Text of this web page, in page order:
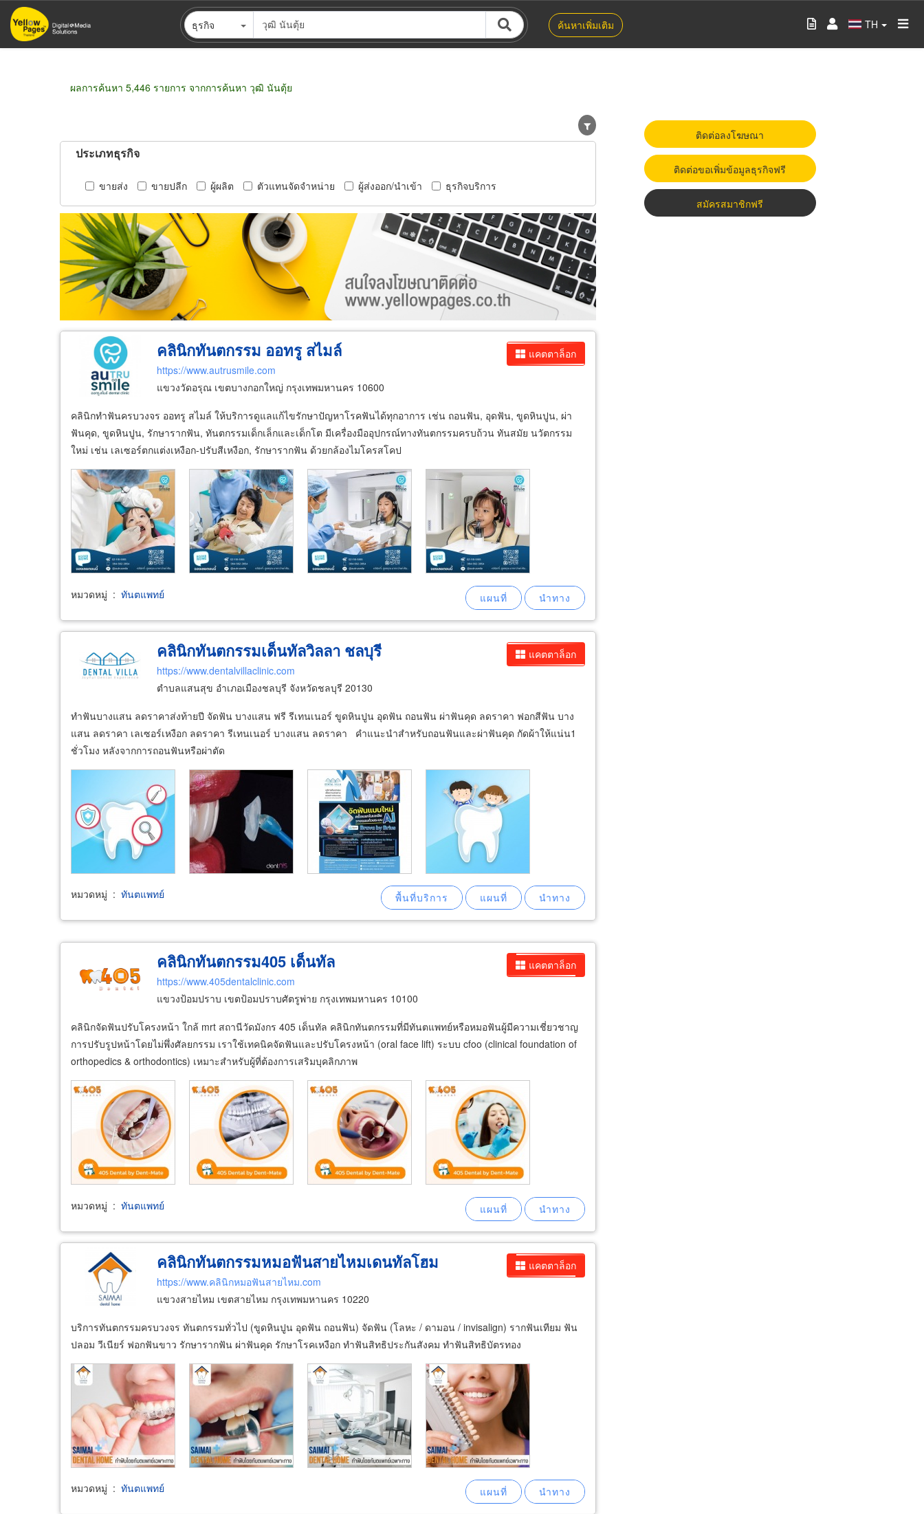
ข้าม
ไป
ธุรกิจ ค้นหาเพิ่มเติม TH
ผลการค้นหา 5,446 รายการ จากการค้นหา วุฒิ นันตุ้ย
ประเภทธุรกิจ
ขายส่ง ขายปลีก ผู้ผลิต ตัวแทนจัดจำหน่าย ผู้ส่งออก/นำเข้า ธุรกิจบริการ
แคตตาล็อก
คลินิกทันตกรรม ออทรู สไมล์
https://www.autrusmile.com
แขวงวัดอรุณ เขตบางกอกใหญ่ กรุงเทพมหานคร 10600
คลินิกทำฟันครบวงจร ออทรู สไมล์ ให้บริการดูแลแก้ไขรักษาปัญหาโรคฟันได้ทุกอาการ เช่น ถอนฟัน, อุดฟัน, ขูดหินปูน, ผ่า
ฟันคุด, ขูดหินปูน, รักษารากฟัน, ทันตกรรมเด็กเล็กและเด็กโต มีเครื่องมืออุปกรณ์ทางทันตกรรมครบถ้วน ทันสมัย นวัตกรรม
ใหม่ เช่น เลเซอร์ตกแต่งเหงือก-ปรับสีเหงือก, รักษารากฟัน ด้วยกล้องไมโครสโคป
หมวดหมู่ : ทันตแพทย์
แคตตาล็อก
คลินิกทันตกรรมเด็นทัลวิลลา ชลบุรี
https://www.dentalvillaclinic.com
ตำบลแสนสุข อำเภอเมืองชลบุรี จังหวัดชลบุรี 20130
ทำฟันบางแสน ลดราคาส่งท้ายปี จัดฟัน บางแสน ฟรี รีเทนเนอร์ ขูดหินปูน อุดฟัน ถอนฟัน ผ่าฟันคุด ลดราคา ฟอกสีฟัน บาง
แสน ลดราคา เลเซอร์เหงือก ลดราคา รีเทนเนอร์ บางแสน ลดราคา คำแนะนำสำหรับถอนฟันและผ่าฟันคุด กัดผ้าให้แน่น1
ชั่วโมง หลังจากการถอนฟันหรือผ่าตัด
หมวดหมู่ : ทันตแพทย์
แคตตาล็อก
คลินิกทันตกรรม405 เด็นทัล
https://www.405dentalclinic.com
แขวงป้อมปราบ เขตป้อมปราบศัตรูพ่าย กรุงเทพมหานคร 10100
คลินิกจัดฟันปรับโครงหน้า ใกล้ mrt สถานีวัดมังกร 405 เด็นทัล คลินิกทันตกรรมที่มีทันตแพทย์หรือหมอฟันผู้มีความเชี่ยวชาญ
การปรับรูปหน้าโดยไม่พึ่งศัลยกรรม เราใช้เทคนิคจัดฟันและปรับโครงหน้า (oral face lift) ระบบ cfoo (clinical foundation of
orthopedics & orthodontics) เหมาะสำหรับผู้ที่ต้องการเสริมบุคลิกภาพ
หมวดหมู่ : ทันตแพทย์
แคตตาล็อก
คลินิกทันตกรรมหมอฟันสายไหมเดนทัลโฮม
https://www.คลินิกหมอฟันสายไหม.com
แขวงสายไหม เขตสายไหม กรุงเทพมหานคร 10220
บริการทันตกรรมครบวงจร ทันตกรรมทั่วไป (ขูดหินปูน อุดฟัน ถอนฟัน) จัดฟัน (โลหะ / ดามอน / invisalign) รากฟันเทียม ฟัน
ปลอม วีเนียร์ ฟอกฟันขาว รักษารากฟัน ผ่าฟันคุด รักษาโรคเหงือก ทำฟันสิทธิประกันสังคม ทำฟันสิทธิบัตรทอง
หมวดหมู่ : ทันตแพทย์
ติดต่อลงโฆษณา
ติดต่อขอเพิ่มข้อมูลธุรกิจฟรี
สมัครสมาชิกฟรี